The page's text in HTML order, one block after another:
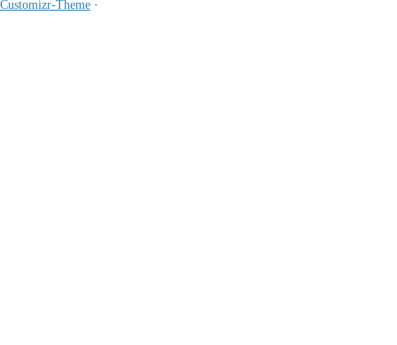
Customizr-Theme ·